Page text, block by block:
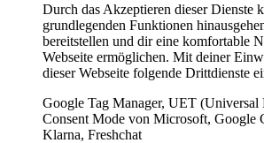
Durch das Akzeptieren dieser Dienste
grundlegenden Funktionen
bereitstellen und dir eine komfortable
Webseite ermöglichen. Mit deiner
dieser Webseite folgende Drittdienste
Google Tag Manager, UET (Universal
Consent Mode von Microsoft, Google
Klarna, Freshchat